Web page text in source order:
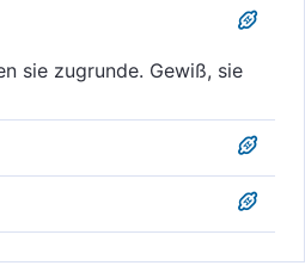
sie zugrunde. Gewiß, sie
sie verderben lassen,